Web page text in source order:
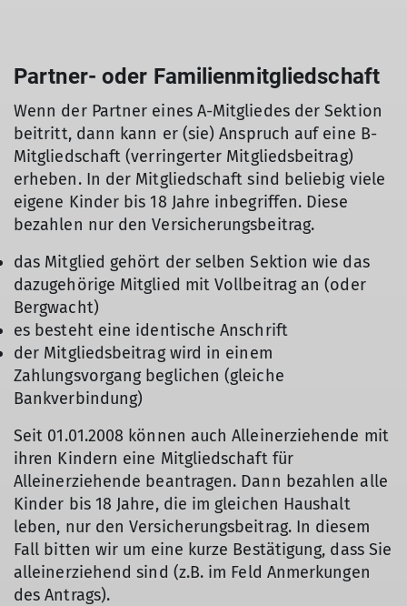
Partner- oder Familienmitgliedschaft
Wenn der Partner eines A-Mitgliedes der Sektion
beitritt, dann kann er (sie) Anspruch auf eine B-
Mitgliedschaft (verringerter Mitgliedsbeitrag)
erheben. In der Mitgliedschaft sind beliebig viele
eigene Kinder bis 18 Jahre inbegriffen. Diese
bezahlen nur den Versicherungsbeitrag.
das Mitglied gehört der selben Sektion wie das
dazugehörige Mitglied mit Vollbeitrag an (oder
Bergwacht)
es besteht eine identische Anschrift
der Mitgliedsbeitrag wird in einem
Zahlungsvorgang beglichen (gleiche
Bankverbindung)
Seit 01.01.2008 können auch Alleinerziehende mit
ihren Kindern eine Mitgliedschaft für
Alleinerziehende beantragen. Dann bezahlen alle
Kinder bis 18 Jahre, die im gleichen Haushalt
leben, nur den Versicherungsbeitrag. In diesem
Fall bitten wir um eine kurze Bestätigung, dass Sie
alleinerziehend sind (z.B. im Feld Anmerkungen
des Antrags).